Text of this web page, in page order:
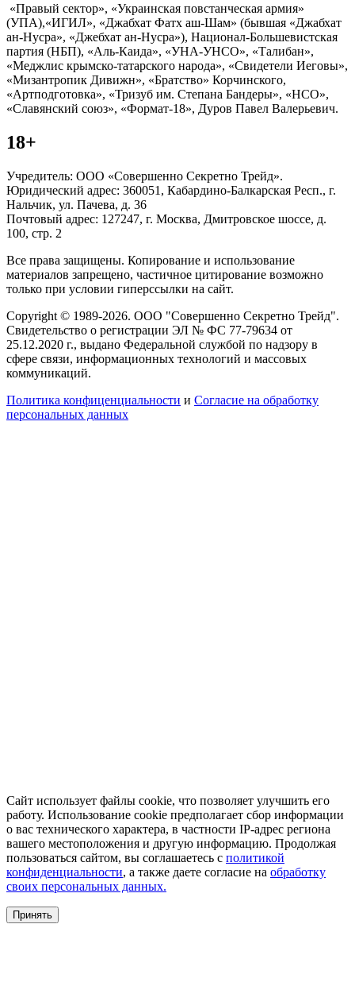
«Правый сектор», «Украинская повстанческая армия»
(УПА),«ИГИЛ», «Джабхат Фатх аш-Шам» (бывшая «Джабхат
ан-Нусра», «Джебхат ан-Нусра»), Национал-Большевистская
партия (НБП), «Аль-Каида», «УНА-УНСО», «Талибан»,
«Меджлис крымско-татарского народа», «Свидетели Иеговы»,
«Мизантропик Дивижн», «Братство» Корчинского,
«Артподготовка», «Тризуб им. Степана Бандеры», «НСО»,
«Славянский союз», «Формат-18», Дуров Павел Валерьевич.
18+
Учредитель: ООО «Совершенно Секретно Трейд».
Юридический адрес: 360051, Кабардино-Балкарская Респ., г.
Нальчик, ул. Пачева, д. 36
Почтовый адрес: 127247, г. Москва, Дмитровское шоссе, д.
100, стр. 2
Все права защищены. Копирование и использование
материалов запрещено, частичное цитирование возможно
только при условии гиперссылки на сайт.
Copyright © 1989-2026. ООО "Совершенно Секретно Трейд".
Свидетельство о регистрации ЭЛ № ФС 77-79634 от
25.12.2020 г., выдано Федеральной службой по надзору в
сфере связи, информационных технологий и массовых
коммуникаций.
Политика конфиценциальности и Согласие на обработку
персональных данных
Сайт использует файлы cookie, что позволяет улучшить его
работу. Использование cookie предполагает сбор информации
о вас технического характера, в частности IP-адрес региона
вашего местоположения и другую информацию. Продолжая
пользоваться сайтом, вы соглашаетесь с политикой
конфиденциальности, а также даете согласие на обработку
своих персональных данных.
Принять